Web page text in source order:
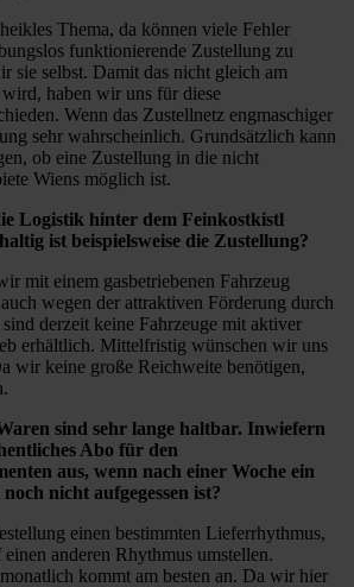
Thema, da können viele Fehler
funktionierende Zustellung zu
sie selbst. Damit das nicht gleich am
haben wir uns für diese
Wenn das Zustellnetz engmaschiger
sehr wahrscheinlich. Grundsätzlich kann
ob eine Zustellung in die nicht
Wiens möglich ist.
Logistik hinter dem Feinkostkistl
ist beispielsweise die Zustellung?
mit einem gasbetriebenen Fahrzeug
wegen der attraktiven Förderung durch
derzeit keine Fahrzeuge mit aktiver
erhältlich. Mittelfristig wünschen wir uns
wir keine große Reichweite benötigen,
sind sehr lange haltbar. Inwiefern
Abo für den
aus, wenn nach einer Woche ein
nicht aufgegessen ist?
einen bestimmten Lieferrhythmus,
anderen Rhythmus umstellen.
kommt am besten an. Da wir hier